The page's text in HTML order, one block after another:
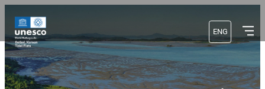
ENG